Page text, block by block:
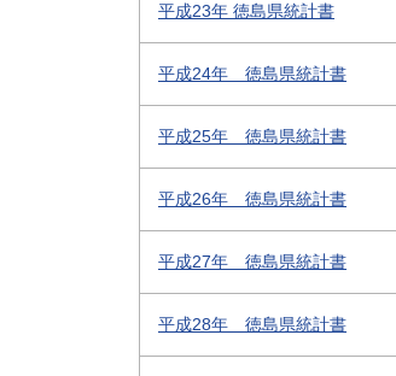
平成23年 徳島県統計書
平成24年 徳島県統計書
平成25年 徳島県統計書
平成26年 徳島県統計書
平成27年 徳島県統計書
平成28年 徳島県統計書